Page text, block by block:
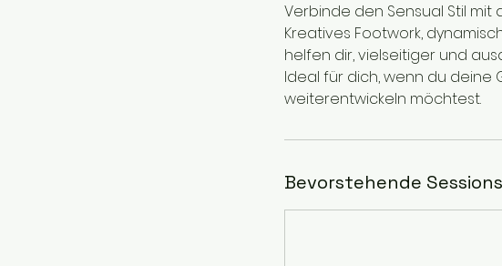
Verbinde den Sensual Stil
Kreatives Footwork,
helfen dir, vielseitiger und
Ideal für dich, wenn du deine
weiterentwickeln möchtest.
Bevorstehende Sessions